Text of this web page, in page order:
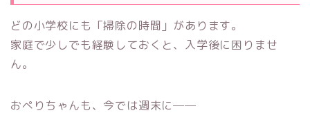
どの小学校にも「掃除の時間」があります。
家庭で少しでも経験しておくと、入学後に困りませ
ん。
おぺりちゃんも、今では週末に──